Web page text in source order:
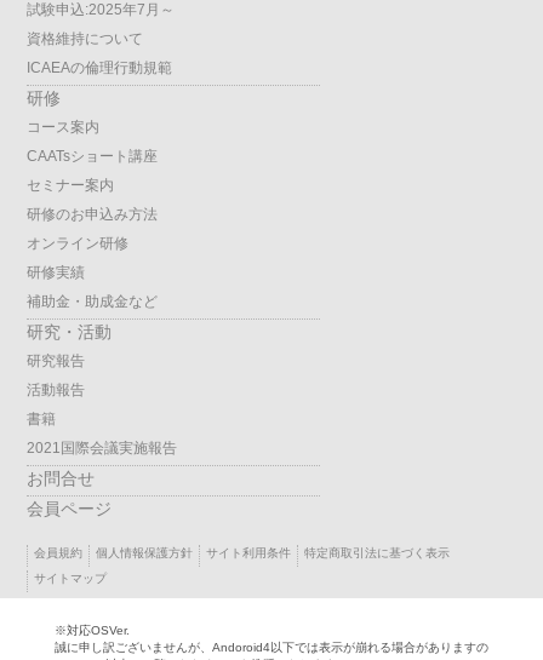
試験申込:2025年7月～
資格維持について
ICAEAの倫理行動規範
研修
コース案内
CAATsショート講座
セミナー案内
研修のお申込み方法
オンライン研修
研修実績
補助金・助成金など
研究・活動
研究報告
活動報告
書籍
2021国際会議実施報告
お問合せ
会員ページ
会員規約 個人情報保護方針 サイト利用条件
特定商取引法に基づく表示
サイトマップ
※対応OSVer.
誠に申し訳ございませんが、Andoroid4以下では表示が崩れる場合がありますの